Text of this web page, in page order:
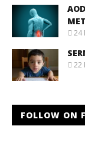
24
22
FOLLOW ON